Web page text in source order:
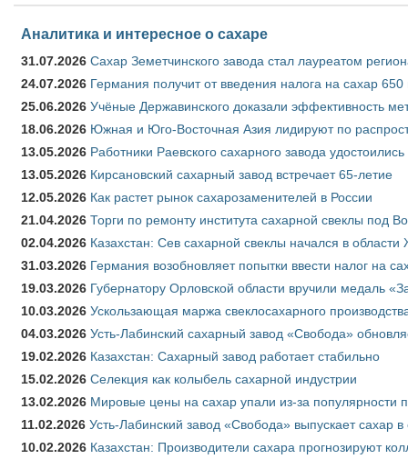
Аналитика и интересное о сахаре
31.07.2026 Сахар Земетчинского завода стал лауреатом
24.07.2026 Германия получит от введения налога на сахар
25.06.2026 Учёные Державинского доказали эффективность
18.06.2026 Южная и Юго-Восточная Азия лидируют по
13.05.2026 Работники Раевского сахарного завода удостоились
13.05.2026 Кирсановский сахарный завод встречает 65-летие
12.05.2026 Как растет рынок сахарозаменителей в России
21.04.2026 Торги по ремонту института сахарной свеклы под
02.04.2026 Казахстан: Сев сахарной свеклы начался в области
31.03.2026 Германия возобновляет попытки ввести налог на
19.03.2026 Губернатору Орловской области вручили медаль
10.03.2026 Ускользающая маржа свеклосахарного
04.03.2026 Усть-Лабинский сахарный завод «Свобода»
19.02.2026 Казахстан: Сахарный завод работает стабильно
15.02.2026 Селекция как колыбель сахарной индустрии
13.02.2026 Мировые цены на сахар упали из-за популярности
11.02.2026 Усть-Лабинский завод «Свобода» выпускает сахар в
10.02.2026 Казахстан: Производители сахара прогнозируют